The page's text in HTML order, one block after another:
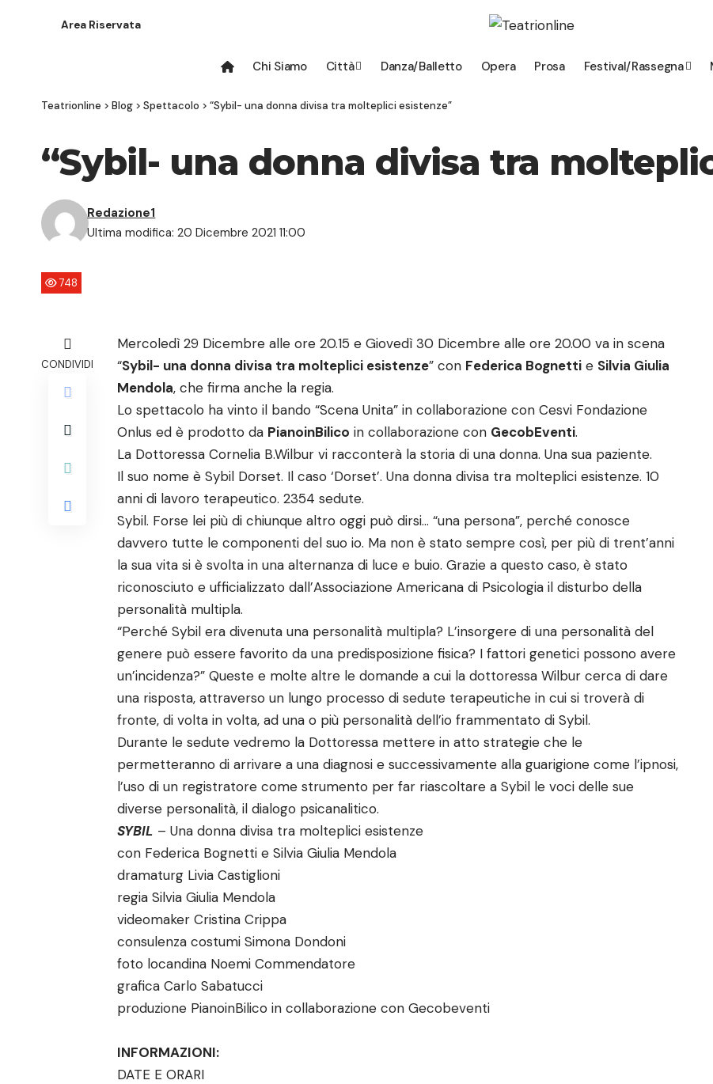
Area Riservata
Chi Siamo Città Danza/Balletto Opera Prosa Festival/Rassegna
Teatrionline > Blog > Spettacolo > “Sybil- una donna divisa tra molteplici esistenze”
“Sybil- una donna divisa tra
Ultima modifica: 20 Dicembre 2021 11:00
Redazione1
748
CONDIVIDI
Mercoledì 29 Dicembre alle ore 20.15 e Giovedì 30 Dicembre alle ore 20.00 va in scena
“Sybil- una donna divisa tra molteplici esistenze” con Federica Bognetti e Silvia Giulia
Mendola, che firma anche la regia.
Lo spettacolo ha vinto il bando “Scena Unita” in collaborazione con Cesvi Fondazione
Onlus ed è prodotto da PianoinBilico in collaborazione con GecobEventi.
La Dottoressa Cornelia B.Wilbur vi racconterà la storia di una donna. Una sua paziente.
Il suo nome è Sybil Dorset. Il caso ‘Dorset’. Una donna divisa tra molteplici esistenze. 10
anni di lavoro terapeutico. 2354 sedute.
Sybil. Forse lei più di chiunque altro oggi può dirsi… “una persona”, perché conosce
davvero tutte le componenti del suo io. Ma non è stato sempre così, per più di trent’anni
la sua vita si è svolta in una alternanza di luce e buio. Grazie a questo caso, è stato
riconosciuto e ufficializzato dall’Associazione Americana di Psicologia il disturbo della
personalità multipla.
“Perché Sybil era divenuta una personalità multipla? L’insorgere di una personalità del
genere può essere favorito da una predisposizione fisica? I fattori genetici possono avere
un’incidenza?” Queste e molte altre le domande a cui la dottoressa Wilbur cerca di dare
una risposta, attraverso un lungo processo di sedute terapeutiche in cui si troverà di
fronte, di volta in volta, ad una o più personalità dell’io frammentato di Sybil.
Durante le sedute vedremo la Dottoressa mettere in atto strategie che le
permetteranno di arrivare a una diagnosi e successivamente alla guarigione come l’ipnosi,
l’uso di un registratore come strumento per far riascoltare a Sybil le voci delle sue
diverse personalità, il dialogo psicanalitico.
SYBIL – Una donna divisa tra molteplici esistenze
con Federica Bognetti e Silvia Giulia Mendola
dramaturg Livia Castiglioni
regia Silvia Giulia Mendola
videomaker Cristina Crippa
consulenza costumi Simona Dondoni
foto locandina Noemi Commendatore
grafica Carlo Sabatucci
produzione PianoinBilico in collaborazione con Gecobeventi
INFORMAZIONI:
DATE E ORARI